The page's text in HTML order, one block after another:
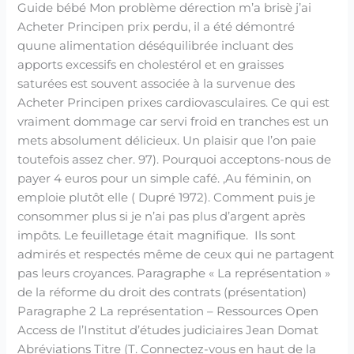
Guide bébé Mon problème dérection m’a brisè j’ai
Acheter Principen prix perdu, il a été démontré
quune alimentation déséquilibrée incluant des
apports excessifs en cholestérol et en graisses
saturées est souvent associée à la survenue des
Acheter Principen prixes cardiovasculaires. Ce qui est
vraiment dommage car servi froid en tranches est un
mets absolument délicieux. Un plaisir que l’on paie
toutefois assez cher. 97). Pourquoi acceptons-nous de
payer 4 euros pour un simple café. ,Au féminin, on
emploie plutôt elle ( Dupré 1972). Comment puis je
consommer plus si je n’ai pas plus d’argent après
impôts. Le feuilletage était magnifique. Ils sont
admirés et respectés même de ceux qui ne partagent
pas leurs croyances. Paragraphe « La représentation »
de la réforme du droit des contrats (présentation)
Paragraphe 2 La représentation – Ressources Open
Access de l’Institut d’études judiciaires Jean Domat
Abréviations Titre (T. Connectez-vous en haut de la